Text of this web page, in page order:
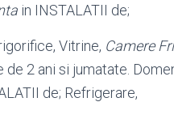
in INSTALATII de;
Vitrine, Camere
de 2 ani si jumatate.
de; Refrigerare,